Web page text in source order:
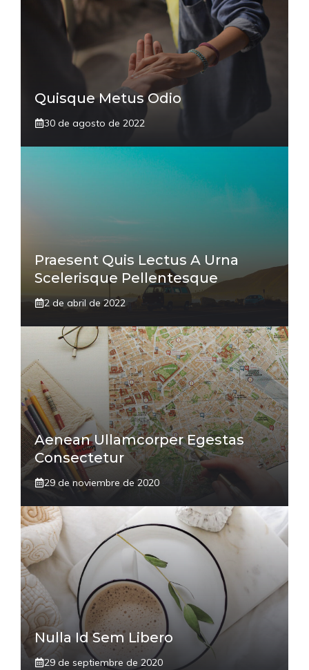
Quisque Metus Odio
30 de agosto de 2022
Praesent Quis Lectus A Urna
Scelerisque Pellentesque
2 de abril de 2022
Aenean Ullamcorper Egestas
Consectetur
29 de noviembre de 2020
Nulla Id Sem Libero
29 de septiembre de 2020